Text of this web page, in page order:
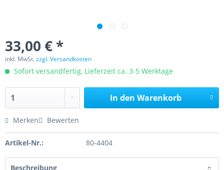
33,00 € *
inkl. MwSt.zzgl. Versandkosten
Sofort versandfertig, Lieferzeit ca. 3-5 Werktage
In den Warenkorb
Merken Bewerten
Artikel-Nr.: 80-4404
Beschreibung